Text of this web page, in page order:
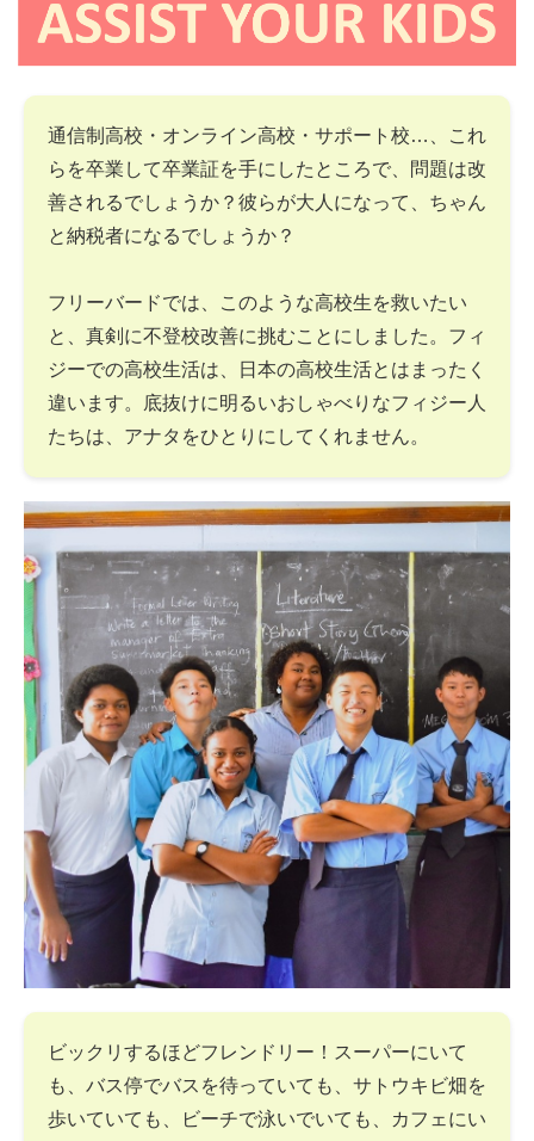
通信制高校・オンライン高校・サポート校…、これ
らを卒業して卒業証を手にしたところで、問題は改
善されるでしょうか？彼らが大人になって、ちゃん
と納税者になるでしょうか？
フリーバードでは、このような高校生を救いたい
と、真剣に不登校改善に挑むことにしました。フィ
ジーでの高校生活は、日本の高校生活とはまったく
違います。底抜けに明るいおしゃべりなフィジー人
たちは、アナタをひとりにしてくれません。
ビックリするほどフレンドリー！スーパーにいて
も、バス停でバスを待っていても、サトウキビ畑を
歩いていても、ビーチで泳いでいても、カフェにい